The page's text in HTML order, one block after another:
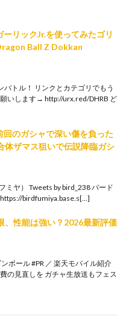
ーリックJr.を使ってみたゴリ
Ball Z Dokkan
バトル！ リンクとカテゴリでもう
いします→ http://urx.red/DHRB ど
回のガシャで深い傷を負った
体ザマス狙いで伝説降臨ガシ
ミヤ） Tweets by bird_238 バード
birdfumiya.base.s[…]
、性能は強い？2026最新評価
ボール #PR ／ 楽天モバイル紹介
の見直しを ガチャ生放送もフェス